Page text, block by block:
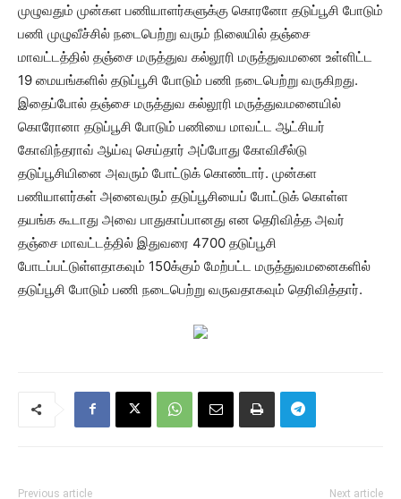
முழுவதும் முன்கள பணியாளர்களுக்கு கொரனோ தடுப்பூசி போடும்
பணி முழுவீச்சில் நடைபெற்று வரும் நிலையில் தஞ்சை
மாவட்டத்தில் தஞ்சை மருத்துவ கல்லூரி மருத்துவமனை உள்ளிட்ட
19 மையங்களில் தடுப்பூசி போடும் பணி நடைபெற்று வருகிறது.
இதைப்போல் தஞ்சை மருத்துவ கல்லூரி மருத்துவமனையில்
கொரோனா தடுப்பூசி போடும் பணியை மாவட்ட ஆட்சியர்
கோவிந்தராவ் ஆய்வு செய்தார் அப்போது கோவிசீல்டு
தடுப்பூசியினை அவரும் போட்டுக் கொண்டார். முன்கள
பணியாளர்கள் அனைவரும் தடுப்பூசியைப் போட்டுக் கொள்ள
தயங்க கூடாது அவை பாதுகாப்பானது என தெரிவித்த அவர்
தஞ்சை மாவட்டத்தில் இதுவரை 4700 தடுப்பூசி
போடப்பட்டுள்ளதாகவும் 150க்கும் மேற்பட்ட மருத்துவமனைகளில்
தடுப்பூசி போடும் பணி நடைபெற்று வருவதாகவும் தெரிவித்தார்.
Previous article Next article